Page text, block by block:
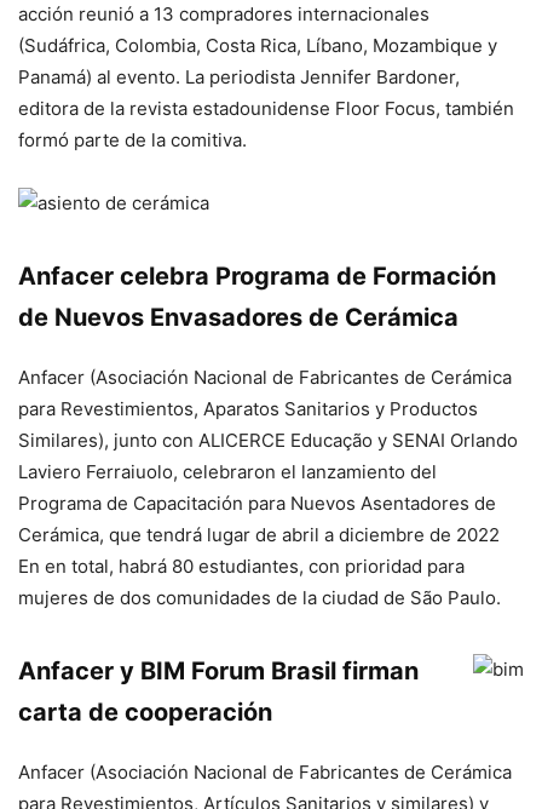
acción reunió a 13 compradores internacionales
(Sudáfrica, Colombia, Costa Rica, Líbano, Mozambique y
Panamá) al evento. La periodista Jennifer Bardoner,
editora de la revista estadounidense Floor Focus, también
formó parte de la comitiva.
Anfacer celebra Programa de Formación
de Nuevos Envasadores de Cerámica
Anfacer (Asociación Nacional de Fabricantes de Cerámica
para Revestimientos, Aparatos Sanitarios y Productos
Similares), junto con ALICERCE Educação y SENAI Orlando
Laviero Ferraiuolo, celebraron el lanzamiento del
Programa de Capacitación para Nuevos Asentadores de
Cerámica, que tendrá lugar de abril a diciembre de 2022
En en total, habrá 80 estudiantes, con prioridad para
mujeres de dos comunidades de la ciudad de São Paulo.
Anfacer y BIM Forum Brasil firman
carta de cooperación
Anfacer (Asociación Nacional de Fabricantes de Cerámica
para Revestimientos, Artículos Sanitarios y similares) y